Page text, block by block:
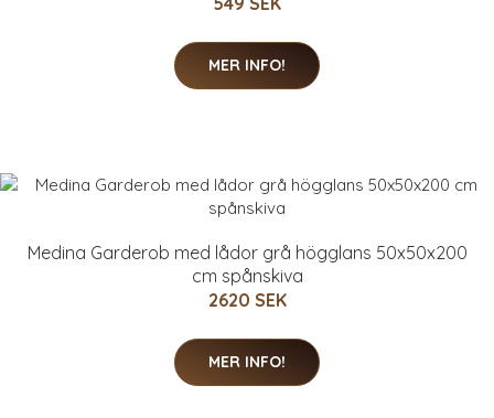
MER INFO!
Medina Garderob med lådor grå högglans 50x50x200
cm spånskiva
2620 SEK
MER INFO!